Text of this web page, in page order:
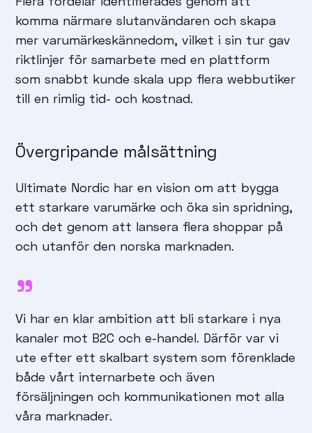
komma närmare slutanvändaren och skapa
mer varumärkeskännedom, vilket i sin tur gav
riktlinjer för samarbete med en plattform
som snabbt kunde skala upp flera webbutiker
till en rimlig tid- och kostnad.
Övergripande målsättning
Ultimate Nordic har en vision om att bygga
ett starkare varumärke och öka sin spridning,
och det genom att lansera flera shoppar på
och utanför den norska marknaden.
Vi har en klar ambition att bli starkare i nya
kanaler mot B2C och e-handel. Därför var vi
ute efter ett skalbart system som förenklade
både vårt internarbete och även
försäljningen och kommunikationen mot alla
våra marknader.